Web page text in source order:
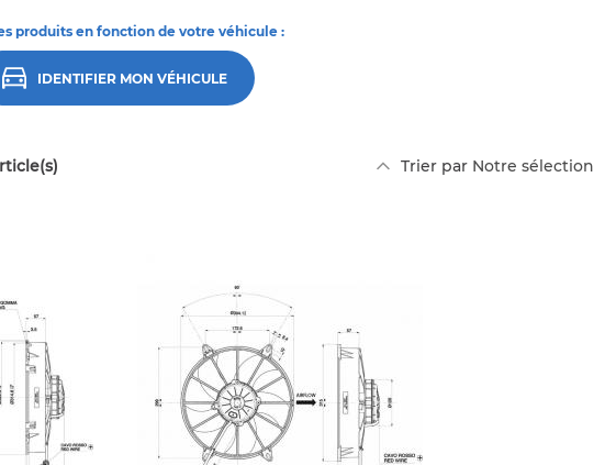
produits en fonction de votre véhicule :
IDENTIFIER MON VÉHICULE
Trier par
ordre